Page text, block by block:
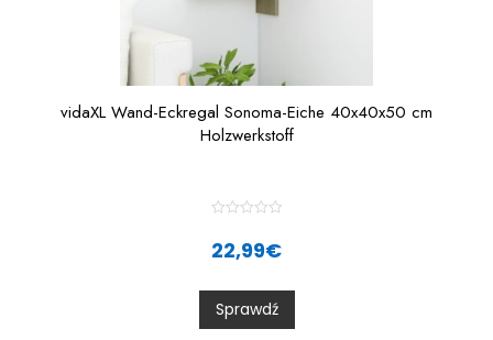
vidaXL Wand-Eckregal Sonoma-Eiche 40x40x50 cm
Holzwerkstoff
t
0
o
u
t
22,99€
Sprawdź